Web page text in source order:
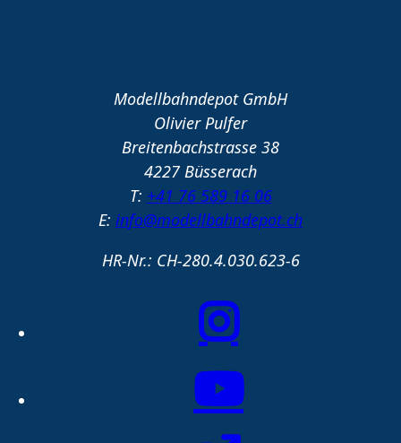
Modellbahndepot GmbH
Olivier Pulfer
Breitenbachstrasse 38
4227 Büsserach
T: +41 76 589 16 06
E: info@modellbahndepot.ch
HR-Nr.: CH-280.4.030.623-6